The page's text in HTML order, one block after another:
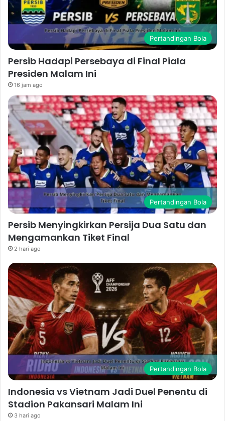
Pertandingan Bola
Persib Hadapi Persebaya di Final Piala
Presiden Malam Ini
16 jam ago
Pertandingan Bola
Persib Menyingkirkan Persija Dua Satu dan
Mengamankan Tiket Final
2 hari ago
Pertandingan Bola
Indonesia vs Vietnam Jadi Duel Penentu di
Stadion Pakansari Malam Ini
3 hari ago